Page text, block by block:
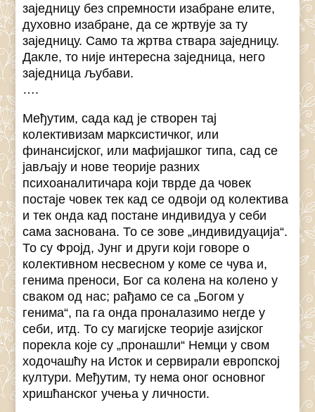
заједницу без спремности изабране елите,
духовно изабране, да се жртвује за ту
заједницу. Само та жртва ствара заједницу.
Дакле, то није интересна заједница, него
заједница љубави.
….
Међутим, сада кад је створен тај
колективизам марксистичког, или
финансијског, или мафијашког типа, сад се
јављају и нове теорије разних
психоаналитичара који тврде да човек
постаје човек тек кад се одвоји од колектива
и тек онда кад постане индивидуа у себи
сама заснована. То се зове „индивидуација“.
То су Фројд, Јунг и други који говоре о
колективном несвесном у коме се чува и,
генима преноси, Бог са колена на колено у
сваком од нас; рађамо се са „Богом у
генима“, па га онда проналазимо негде у
себи, итд. То су магијске теорије азијског
порекла које су „пронашли“ Немци у свом
ходочашћу на Исток и сервирали европској
култури. Међутим, ту нема оног основног
хришћанског учења у личности.